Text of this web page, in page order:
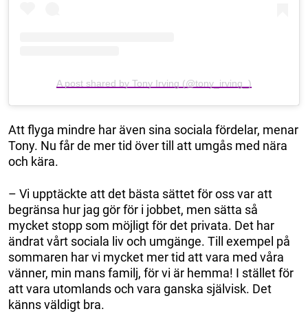
A post shared by Tony Irving (@tony_irving_)
Att flyga mindre har även sina sociala fördelar, menar
Tony. Nu får de mer tid över till att umgås med nära
och kära.
– Vi upptäckte att det bästa sättet för oss var att
begränsa hur jag gör för i jobbet, men sätta så
mycket stopp som möjligt för det privata. Det har
ändrat vårt sociala liv och umgänge. Till exempel på
sommaren har vi mycket mer tid att vara med våra
vänner, min mans familj, för vi är hemma! I stället för
att vara utomlands och vara ganska självisk. Det
känns väldigt bra.